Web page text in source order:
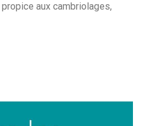
aux cambriolages,